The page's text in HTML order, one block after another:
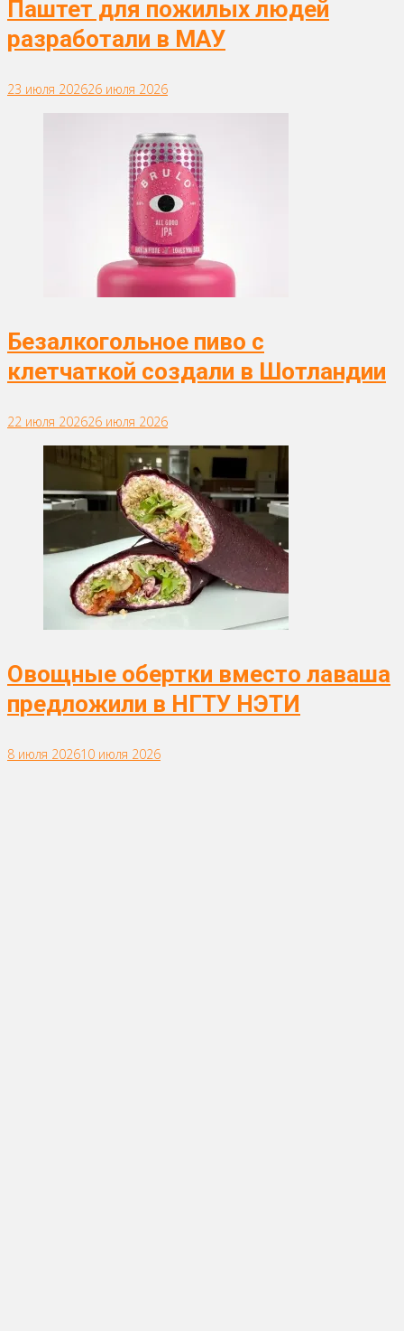
Паштет для пожилых людей
разработали в МАУ
23 июля 202626 июля 2026
Безалкогольное пиво с
клетчаткой создали в Шотландии
22 июля 202626 июля 2026
Овощные обертки вместо лаваша
предложили в НГТУ НЭТИ
8 июля 202610 июля 2026